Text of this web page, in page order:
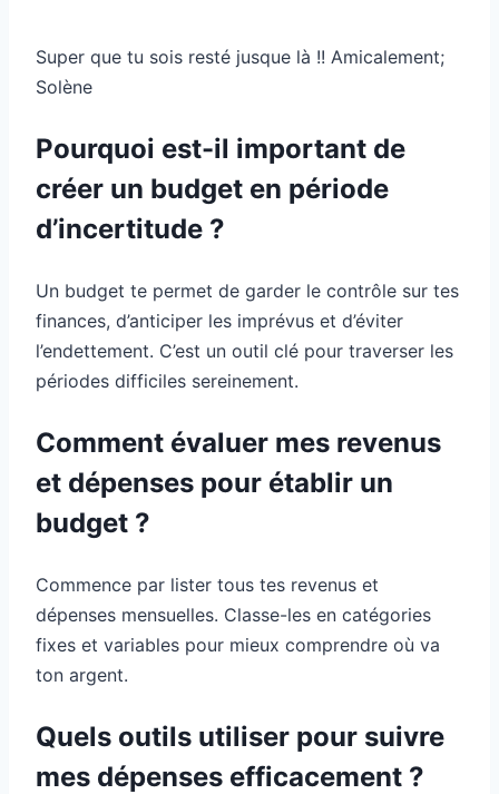
Super que tu sois resté jusque là !! Amicalement;
Solène
Pourquoi est-il important de
créer un budget en période
d’incertitude ?
Un budget te permet de garder le contrôle sur tes
finances, d’anticiper les imprévus et d’éviter
l’endettement. C’est un outil clé pour traverser les
périodes difficiles sereinement.
Comment évaluer mes revenus
et dépenses pour établir un
budget ?
Commence par lister tous tes revenus et
dépenses mensuelles. Classe-les en catégories
fixes et variables pour mieux comprendre où va
ton argent.
Quels outils utiliser pour suivre
mes dépenses efficacement ?